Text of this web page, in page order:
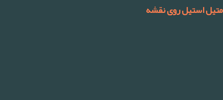
متیل استیل روی نقشه